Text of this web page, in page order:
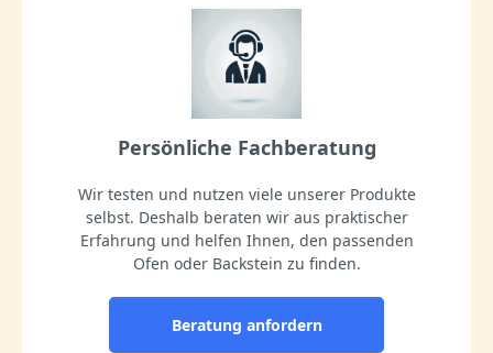
Persönliche Fachberatung
Wir testen und nutzen viele unserer Produkte
selbst. Deshalb beraten wir aus praktischer
Erfahrung und helfen Ihnen, den passenden
Ofen oder Backstein zu finden.
Beratung anfordern